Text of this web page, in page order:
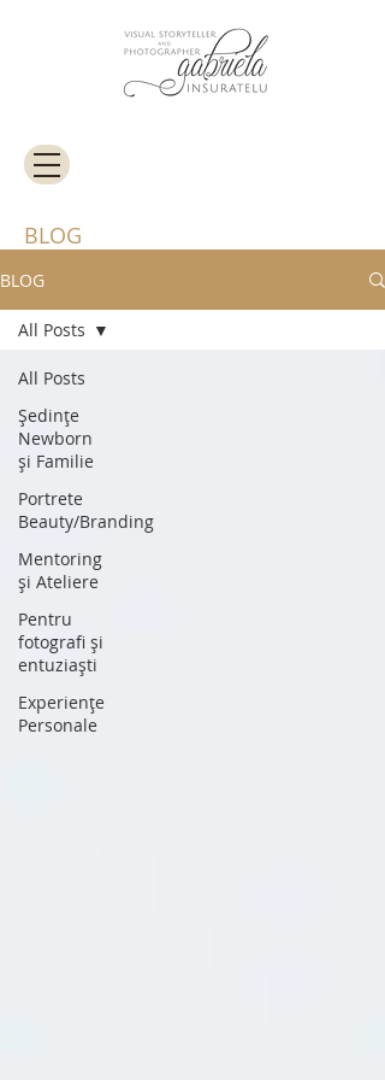
BLOG
BLOG
All Posts
Ședințe
Newborn
și Familie
Portrete
Beauty/Branding
Mentoring
și Ateliere
Pentru
fotografi și
entuziaști
Experiențe
Personale
All Posts